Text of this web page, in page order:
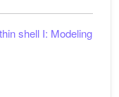
shell I: Modeling